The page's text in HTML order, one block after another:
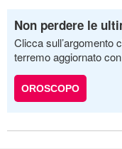
Non perdere le
Clicca sull’argomento
terremo aggiornato
OROSCOPO